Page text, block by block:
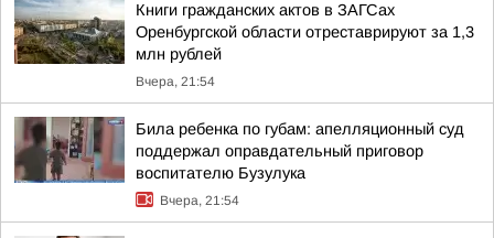
Книги гражданских актов в ЗАГСах
Оренбургской области отреставрируют за 1,3
млн рублей
Вчера, 21:54
Била ребенка по губам: апелляционный суд
поддержал оправдательный приговор
воспитателю Бузулука
Вчера, 21:54